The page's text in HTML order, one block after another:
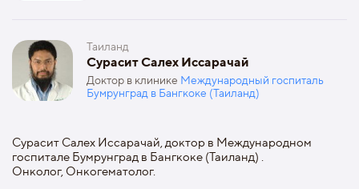
Таиланд
Сурасит Салех Иссарачай
Доктор в клинике Международный госпиталь
Бумрунград в Бангкоке (Таиланд)
Сурасит Салех Иссарачай, доктор в Международном
госпитале Бумрунград в Бангкоке (Таиланд) .
Онколог, Онкогематолог.